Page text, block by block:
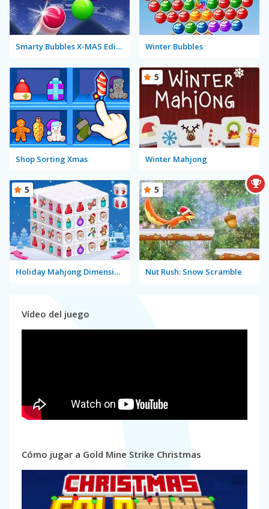
Smarty Bubbles X-MAS Edition Winter Bubbles
Shop Sorting Xmas Winter Mahjong
5
Holiday Mahjong Dimensions
5
Nut Rush: Snow Scramble
5
Vídeo del juego
Cómo jugar a Gold Mine Strike Christmas